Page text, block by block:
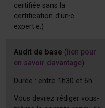
certifiée sans la
certification d’un·e
expert·e.)
Audit de base ( lien pour
en savoir davantage)
Durée : entre 1h30 et 6h
Vous devrez rédiger vous-